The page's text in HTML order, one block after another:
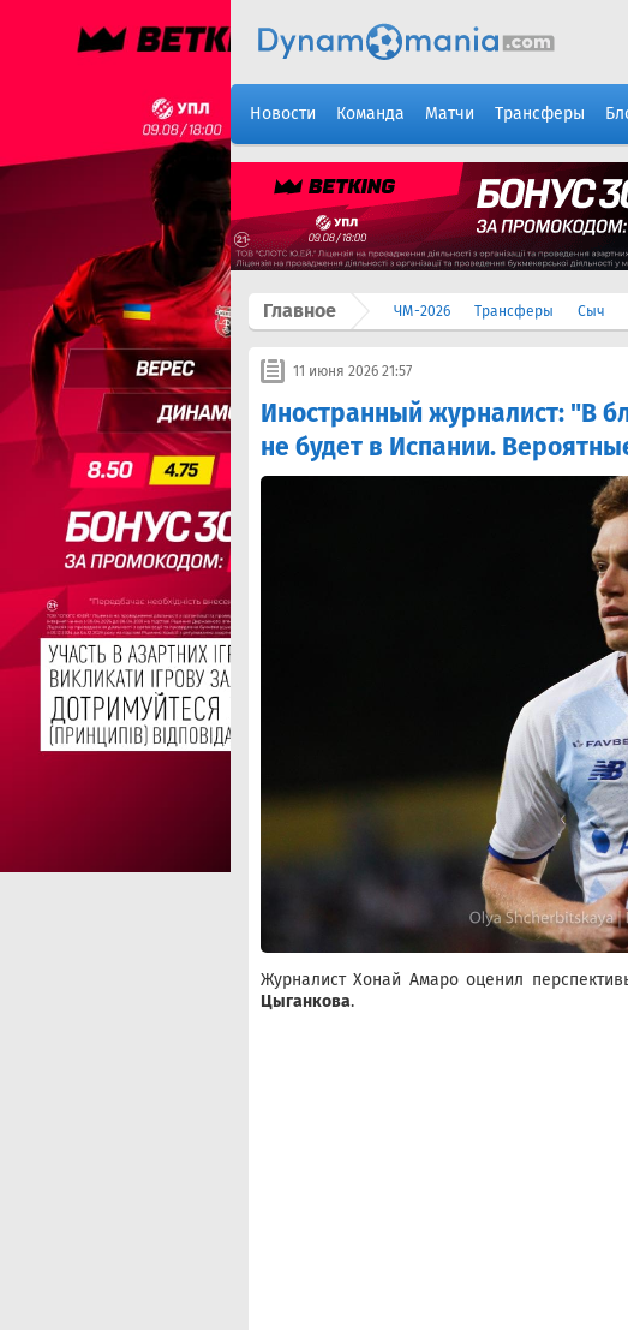
Новости Команда Матчи Трансферы
Главное ЧМ-2026 Трансферы Сыч
11 июня 2026 21:57
Иностранный журналист: "В
не будет в Испании.
Журналист Хонай Амаро оценил
Цыганкова.